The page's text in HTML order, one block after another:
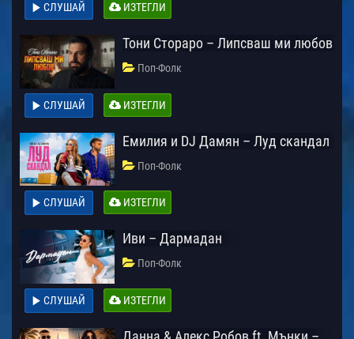
СЛУШАЙ
ИЗТЕГЛИ
Тони Стораро – Липсваш ми любов
Поп-Фолк
СЛУШАЙ ИЗТЕГЛИ
Емилия и DJ Дамян – Луд скандал
Поп-Фолк
СЛУШАЙ ИЗТЕГЛИ
Иви – Дармадан
Поп-Фолк
СЛУШАЙ ИЗТЕГЛИ